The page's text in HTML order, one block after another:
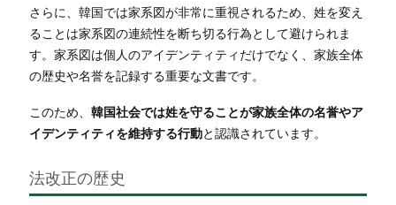
さらに、韓国では家系図が非常に重視されるため、姓を変え
ることは家系図の連続性を断ち切る行為として避けられま
す。家系図は個人のアイデンティティだけでなく、家族全体
の歴史や名誉を記録する重要な文書です。
このため、 韓国社会では姓を守ることが家族全体の名誉やア
イデンティティを維持する行動と認識されています。
法改正の歴史